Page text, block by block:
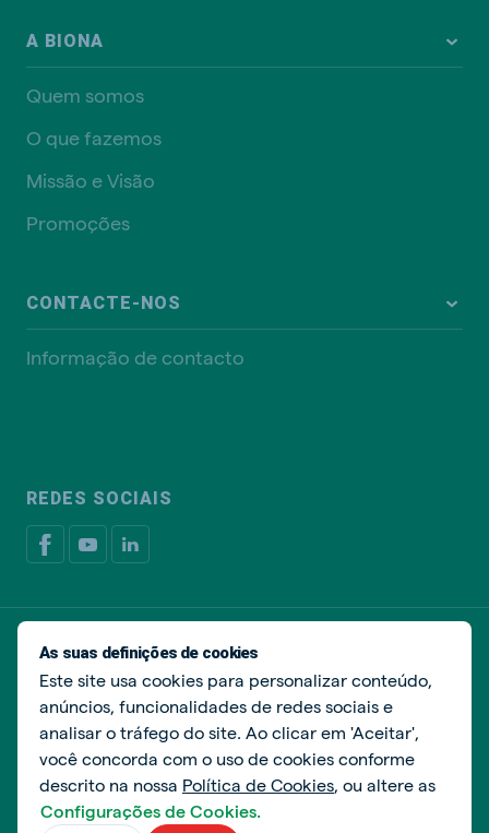
A BIONA
Quem somos
O que fazemos
Missão e Visão
Promoções
CONTACTE-NOS
Informação de contacto
REDES SOCIAIS
Política de privacidadePolítica de cookies
Livro de Reclamações
© De Heus Nutrição Animal
As suas definições de cookies
Este site usa cookies para personalizar conteúdo,
anúncios, funcionalidades de redes sociais e
analisar o tráfego do site. Ao clicar em 'Aceitar',
você concorda com o uso de cookies conforme
descrito na nossa Política de Cookies, ou altere as
Configurações de Cookies.